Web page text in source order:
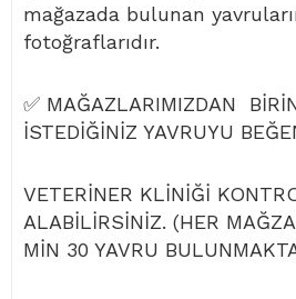
mağazada bulunan
fotoğraflarıdır.
✅ MAĞAZLARIMIZDAN
İSTEDİĞİNİZ YAVRUYU
VETERİNER KLİNİĞİ
ALABİLİRSİNİZ. (HER
MİN 30 YAVRU